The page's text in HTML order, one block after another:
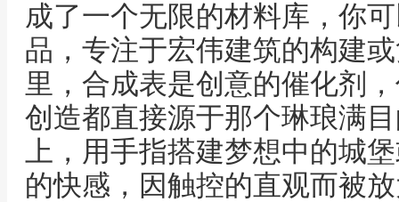
成了一个无限的材料库，你
品，专注于宏伟建筑的构建
里，合成表是创意的催化剂
创造都直接源于那个琳琅满
上，用手指搭建梦想中的城
的快感，因触控的直观而被